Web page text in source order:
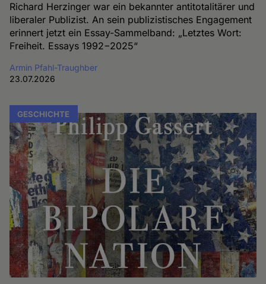
Richard Herzinger war ein bekannter antitotalitärer und
liberaler Publizist. An sein publizistisches Engagement
erinnert jetzt ein Essay-Sammelband: „Letztes Wort:
Freiheit. Essays 1992−2025“
Armin Pfahl-Traughber
23.07.2026
GESCHICHTE